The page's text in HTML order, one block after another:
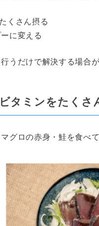
くさん摂る
に変える
うだけで解決する場合
タミンをたくさ
グロの赤身・鮭を食べ